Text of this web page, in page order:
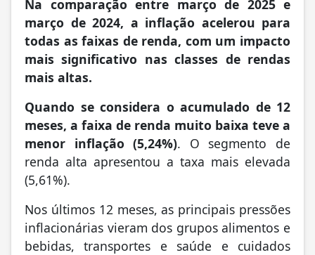
Na comparação entre março de 2025 e
março de 2024, a inflação acelerou para
todas as faixas de renda, com um impacto
mais significativo nas classes de rendas
mais altas.
Quando se considera o acumulado de 12
meses, a faixa de renda muito baixa teve a
menor inflação (5,24%). O segmento de
renda alta apresentou a taxa mais elevada
(5,61%).
Nos últimos 12 meses, as principais pressões
inflacionárias vieram dos grupos alimentos e
bebidas, transportes e saúde e cuidados